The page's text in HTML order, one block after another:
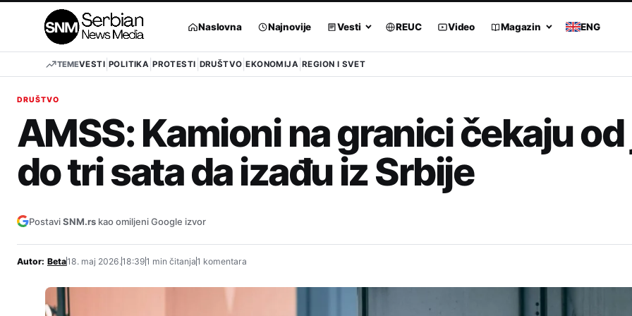
Naslovna Najnovije Vesti REUC Video Magazin ENG
TEMEVESTI POLITIKA PROTESTI DRUŠTVO EKONOMIJA REGION I SVET
DRUŠTVO
AMSS: Kamioni na granici čekaju
do tri sata da izađu iz Srbije
PostaviSNM.rs kao omiljeni Google izvor
Autor: Beta18. maj 2026.18:391 min čitanja1 komentara